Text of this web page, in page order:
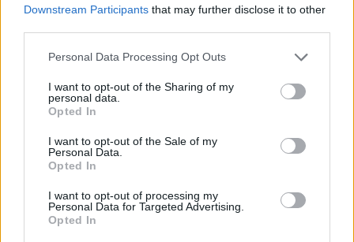
Downstream Participants that may further disclose it to other
Personal Data Processing Opt Outs
I want to opt-out of the Sharing of my
personal data.
Opted In
I want to opt-out of the Sale of my
Personal Data.
Opted In
I want to opt-out of processing my
Personal Data for Targeted Advertising.
Opted In
στη Δανία για το 2/2 στο
Fourlis: Συμφωνία για την
South Ring Mall έναντι 49,35
Β.Σ. Καρούλιας: Τζίρος 98,7 εκατ. ευρώ και αύξηση κερδών 57% - Τα